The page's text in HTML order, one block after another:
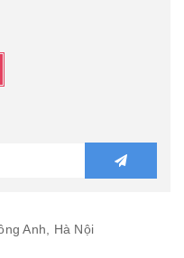
Anh, Hà Nội